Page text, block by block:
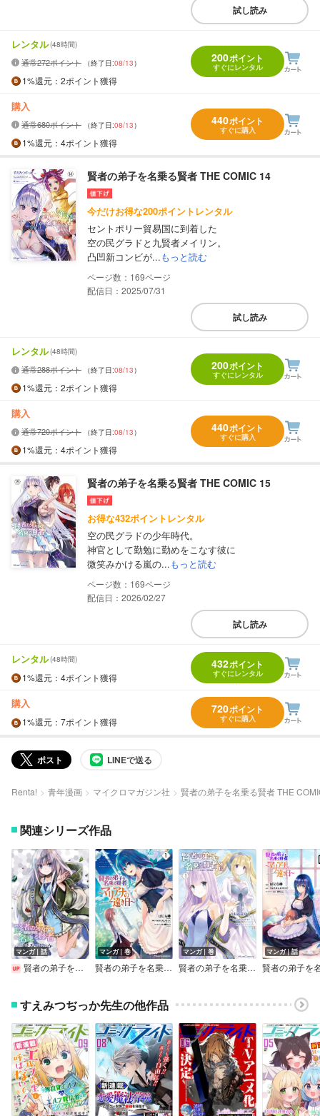
試し読み
レンタル(48時間)
通常272ポイント （終了日:08/13）
1%還元 ：2ポイント獲得
200ポイント
すぐにレンタル
購入
通常680ポイント （終了日:08/13）
1%還元 ：4ポイント獲得
440ポイント
すぐに購入
賢者の弟子を名乗る賢者 THE COMIC 14
今だけお得な200ポイントレンタル
セントポリー貿易国に到着した
空の民グラドと九賢者メイリン。
凸凹新コンビが...もっと読む
169
配信日：2025/07/31
試し読み
レンタル(48時間)
通常288ポイント （終了日:08/13）
1%還元 ：2ポイント獲得
200ポイント
すぐにレンタル
購入
通常720ポイント （終了日:08/13）
1%還元 ：4ポイント獲得
440ポイント
すぐに購入
賢者の弟子を名乗る賢者 THE COMIC 15
お得な432ポイントレンタル
空の民グラドの少年時代。
神官として勤勉に勤めをこなす彼に
微笑みかける嵐の...もっと読む
169
配信日：2026/02/27
試し読み
レンタル(48時間)
1%還元 ：4ポイント獲得
432ポイント
すぐにレンタル
購入
1%還元 ：7ポイント獲得
720ポイント
すぐに購入
ポスト LINEで送る
Renta! 青年漫画 マイクロマガジン社 賢者の弟子を名乗る賢者 THE
関連シリーズ作品
マンガ｜話
賢者の弟子を名乗る賢者【単話版】
マンガ｜巻
賢者の弟子を名乗る賢者～マリアナの遠き日～
マンガ｜巻
賢者の弟子を名乗る賢者外伝～ミラと素敵な召喚精霊たち～
マンガ｜話
すえみつぢっか先生の他作品